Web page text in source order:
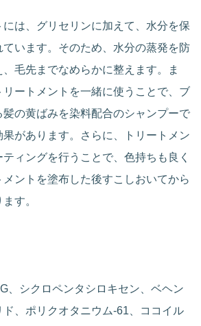
は、グリセリンに加えて、水分を保
います。そのため、水分の蒸発を防
毛先までなめらかに整えます。ま
ートメントを一緒に使うことで、ブ
髪の黄ばみを染料配合のシャンプーで
があります。さらに、トリートメン
ティングを行うことで、色持ちも良く
ントを塗布した後すこしおいてから
す。
、シクロペンタシロキセン、ベヘン
ド、ポリクオタニウム-61、ココイル